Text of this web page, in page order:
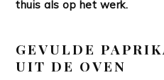
thuis als op het werk.
GEVULDE
UIT DE OVEN